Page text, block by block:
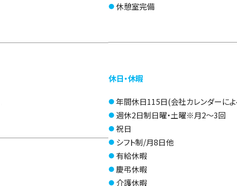
休憩室完備
休日・休暇
年間休日115日(会社カレンダーに
週休2日制日曜・土曜※月2～3回
祝日
シフト制/月8日他
有給休暇
慶弔休暇
介護休暇